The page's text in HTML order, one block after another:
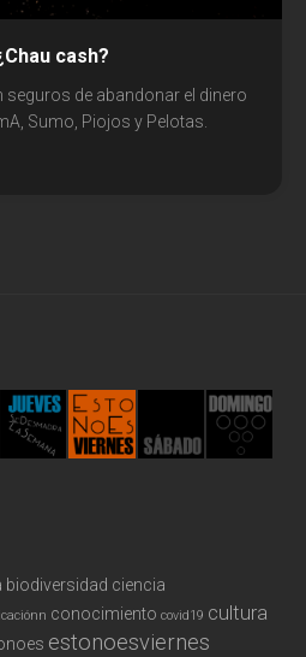
cash?
seguros de abandonar el dinero
Sumo, Piojos y Pelotas.
biodiversidad ciencia
conocimiento covid19 cultura
estonoesviernes